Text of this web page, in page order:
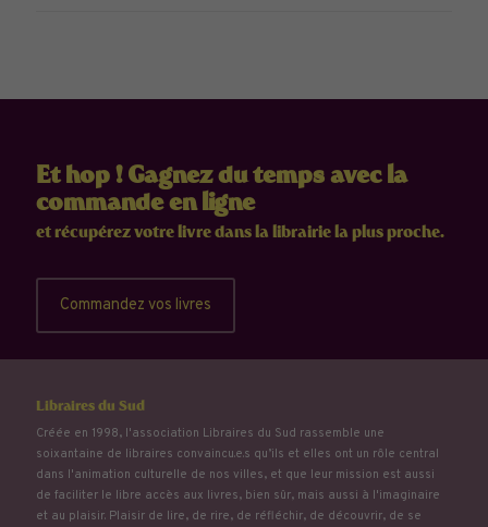
Et hop ! Gagnez du temps avec la
commande en ligne
et récupérez votre livre dans la librairie la plus proche.
Commandez vos livres
Libraires du Sud
Créée en 1998, l'association Libraires du Sud rassemble une
soixantaine de libraires convaincu.e.s qu’ils et elles ont un rôle central
dans l'animation culturelle de nos villes, et que leur mission est aussi
de faciliter le libre accès aux livres, bien sûr, mais aussi à l'imaginaire
et au plaisir. Plaisir de lire, de rire, de réfléchir, de découvrir, de se